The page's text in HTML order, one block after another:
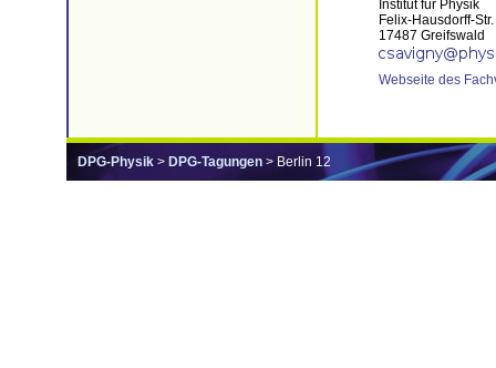
Institut für Physik
Felix-Hausdorff-
17487 Greifswald
Webseite des
DPG-Physik > DPG-Tagungen > Berlin 12